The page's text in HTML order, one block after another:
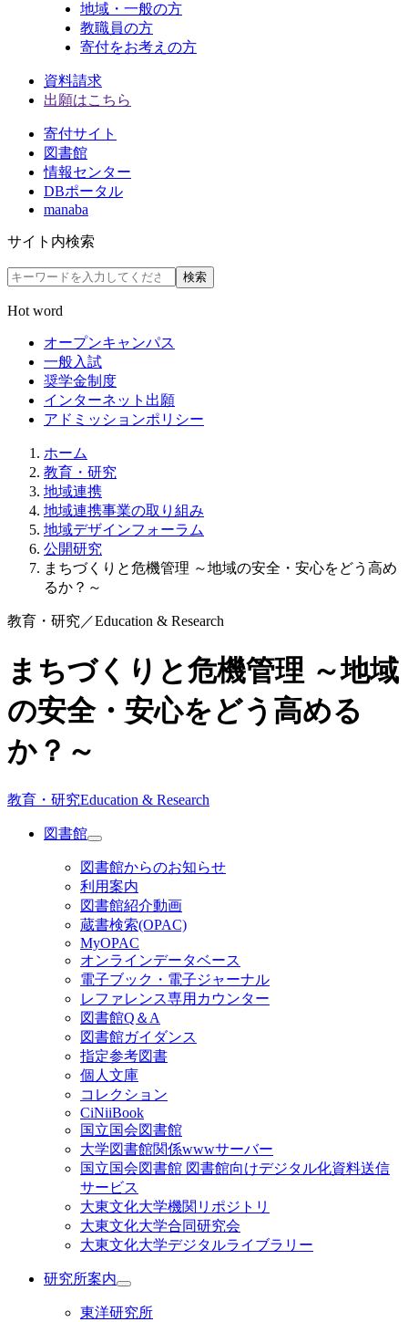
地域・一般の方
教職員の方
寄付をお考えの方
資料請求
出願はこちら
寄付サイト
図書館
情報センター
DBポータル
manaba
サイト内検索
検索
Hot word
オープンキャンパス
一般入試
奨学金制度
インターネット出願
アドミッションポリシー
ホーム
教育・研究
地域連携
地域連携事業の取り組み
地域デザインフォーラム
公開研究
まちづくりと危機管理 ～地域の安全・安心をどう高め
るか？～
教育・研究 ／Education & Research
まちづくりと危機管理 ～地域
の安全・安心をどう高める
か？～
教育・研究Education & Research
図書館
図書館からのお知らせ
利用案内
図書館紹介動画
蔵書検索(OPAC)
MyOPAC
オンラインデータベース
電子ブック・電子ジャーナル
レファレンス専用カウンター
図書館Q＆A
図書館ガイダンス
指定参考図書
個人文庫
コレクション
CiNiiBook
国立国会図書館
大学図書館関係wwwサーバー
国立国会図書館 図書館向けデジタル化資料送信
サービス
大東文化大学機関リポジトリ
大東文化大学合同研究会
大東文化大学デジタルライブラリー
研究所案内
東洋研究所